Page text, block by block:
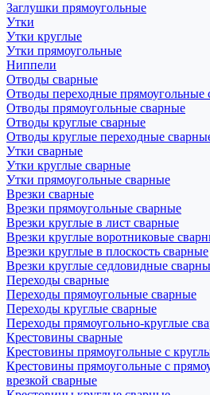
Заглушки прямоугольные
Утки
Утки круглые
Утки прямоугольные
Ниппели
Отводы сварные
Отводы переходные прямоугольные
Отводы прямоугольные сварные
Отводы круглые сварные
Отводы круглые переходные
Утки сварные
Утки круглые сварные
Утки прямоугольные сварные
Врезки сварные
Врезки прямоугольные сварные
Врезки круглые в лист сварные
Врезки круглые воротниковые
Врезки круглые в плоскость сварные
Врезки круглые седловидные
Переходы сварные
Переходы прямоугольные сварные
Переходы круглые сварные
Переходы прямоугольно-круглые
Крестовины сварные
Крестовины прямоугольные с
Крестовины прямоугольные с
врезкой сварные